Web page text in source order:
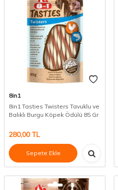
8in1
8in1 Tasties Twisters Tavuklu ve
Balıklı Burgu Köpek Ödülü 85 Gr
280,00TL
Sepete Ekle